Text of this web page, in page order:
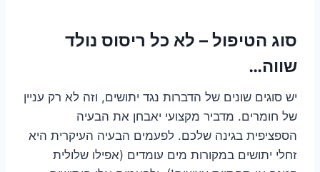
סוג הטיפול – לא כל ריסוס נולד
שווה…
יש סוגים שונים של הדברות נגד יתושים, וזה לא רק עניין
של חומרים. מדביר מקצועי יאבחן את הבעיה
הספציפית בגינה שלכם. לפעמים הבעיה העיקרית היא
זחלי יתושים במקורות מים עומדים (אפילו שלולית